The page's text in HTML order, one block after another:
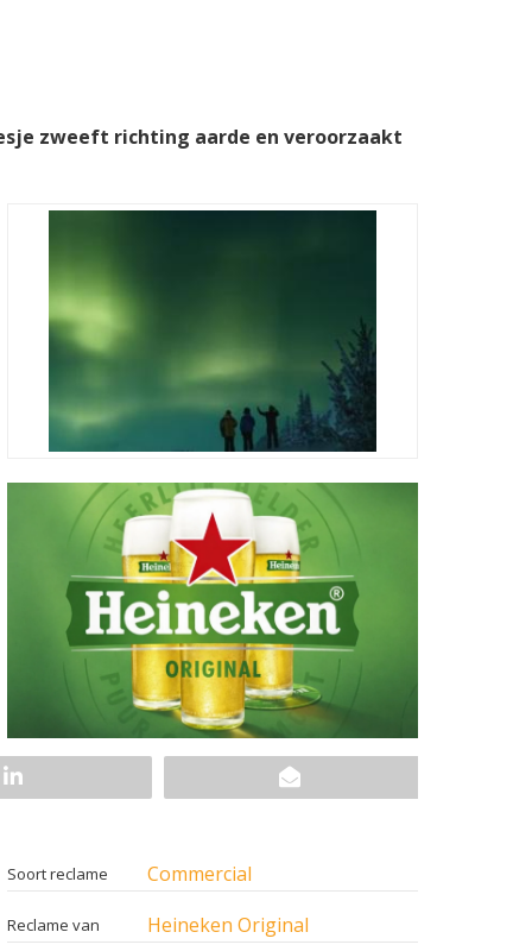
zweeft richting aarde en veroorzaakt
Soort reclame Commercial
Reclame van Heineken Original